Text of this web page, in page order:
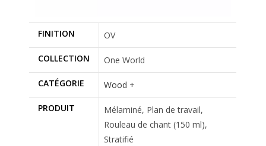
FINITION OV
COLLECTION One World
CATÉGORIE Wood +
PRODUIT
Mélaminé, Plan de travail,
Rouleau de chant (150 ml),
Stratifié